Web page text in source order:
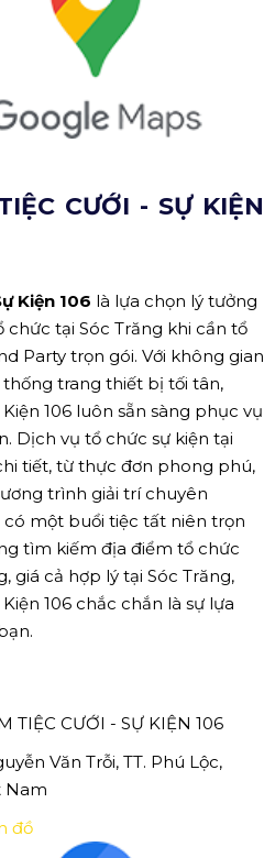
CƯỚI - SỰ KIỆN
Kiện 106 là lựa chọn lý tưởng
tại Sóc Trăng khi cần tổ
Party trọn gói. Với không gian
thống trang thiết bị tối tân,
106 luôn sẵn sàng phục vụ
Dịch vụ tổ chức sự kiện tại
tiết, từ thực đơn phong phú,
trình giải trí chuyên
một buổi tiệc tất niên trọn
tìm kiếm địa điểm tổ chức
giá cả hợp lý tại Sóc Trăng,
106 chắc chắn là sự lựa
TIỆC CƯỚI - SỰ KIỆN 106
Văn Trỗi, TT. Phú Lộc,
Nam
đồ